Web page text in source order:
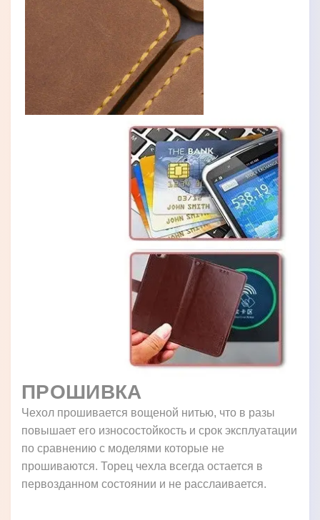
ПРОШИВКА
Чехол прошивается вощеной нитью, что в разы
повышает его износостойкость и срок эксплуатации
по сравнению с моделями которые не
прошиваются. Торец чехла всегда остается в
первозданном состоянии и не расслаивается.